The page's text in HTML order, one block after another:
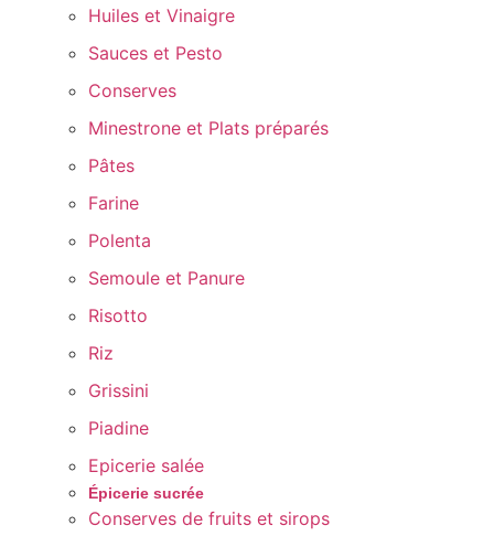
Huiles et Vinaigre
Sauces et Pesto
Conserves
Minestrone et Plats préparés
Pâtes
Farine
Polenta
Semoule et Panure
Risotto
Riz
Grissini
Piadine
Epicerie salée
Épicerie sucrée
Conserves de fruits et sirops